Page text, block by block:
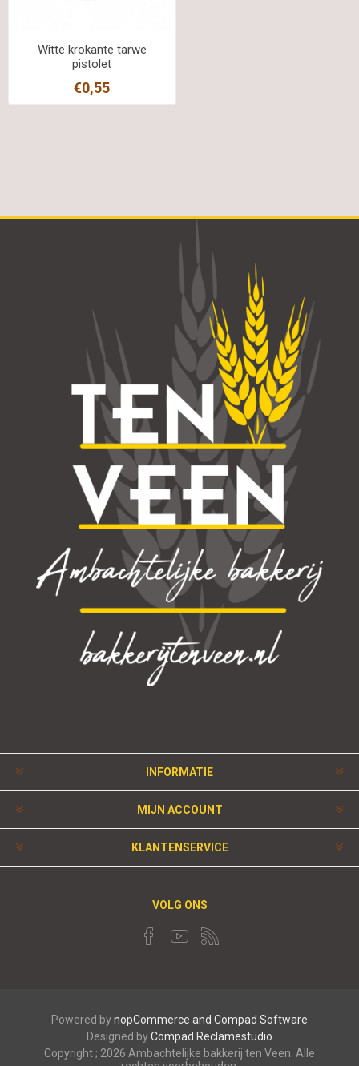
Witte krokante tarwe
pistolet
€0,55
INFORMATIE
MIJN ACCOUNT
KLANTENSERVICE
VOLG ONS
Powered bynopCommerce and Compad Software
Designed byCompad Reclamestudio
Copyright ; 2026 Ambachtelijke bakkerij ten Veen. Alle